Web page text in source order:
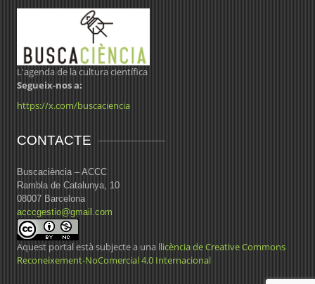
L'agenda de la cultura científica
Segueix-nos a:
https://x.com/buscaciencia
CONTACTE
Buscaciència – ACCC
Rambla de Catalunya, 10
08007 Barcelona
acccgestio@gmail.com
Aquest portal està subjecte a una llicència de Creative Commons
Reconeixement-NoComercial 4.0 Internacional